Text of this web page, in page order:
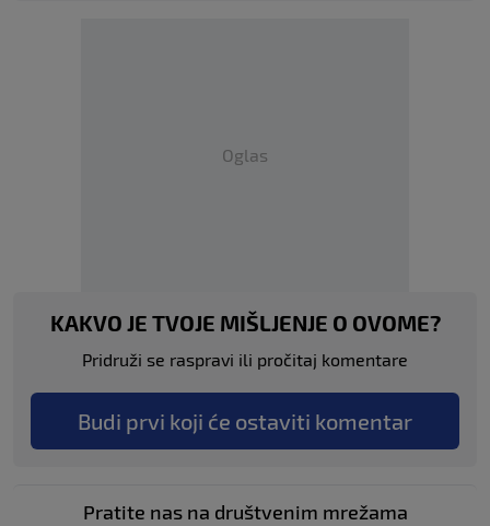
Oglas
KAKVO JE TVOJE MIŠLJENJE O OVOME?
Pridruži se raspravi ili pročitaj komentare
Budi prvi koji će ostaviti komentar
Pratite nas na društvenim mrežama